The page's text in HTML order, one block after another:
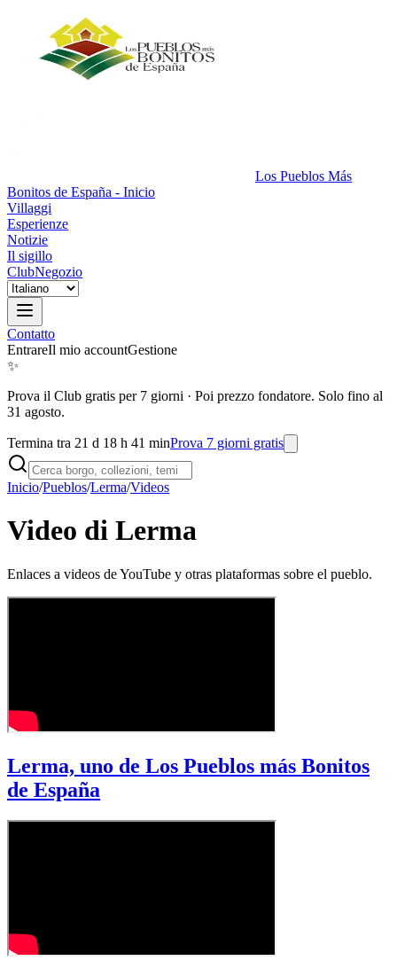
Los Pueblos Más
Bonitos de España - Inicio
Villaggi
Esperienze
Notizie
Il sigillo
ClubNegozio
Contatto
EntrareIl mio accountGestione
✨
Prova il Club gratis per 7 giorni · Poi prezzo fondatore. Solo fino al
31 agosto.
Termina tra 21 d 18 h 41 minProva 7 giorni gratis
Inicio/Pueblos/Lerma/Videos
Video di Lerma
Enlaces a videos de YouTube y otras plataformas sobre el pueblo.
Lerma, uno de Los Pueblos más Bonitos
de España